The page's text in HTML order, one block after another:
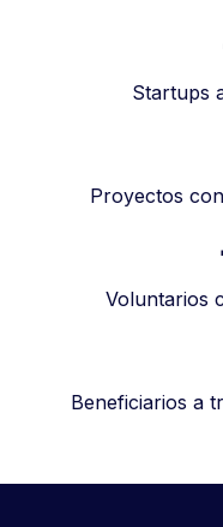
Startups
Proyectos
Voluntarios
Beneficiarios a